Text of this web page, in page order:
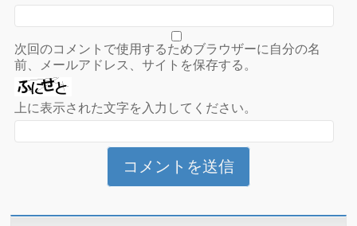
次回のコメントで使用するためブラウザーに自分の名
前、メールアドレス、サイトを保存する。
上に表示された文字を入力してください。